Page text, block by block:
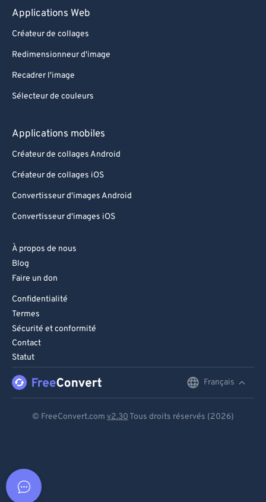
Applications Web
Créateur de collages
Redimensionneur d'image
Recadrer l'image
Sélecteur de couleurs
Applications mobiles
Créateur de collages Android
Créateur de collages iOS
Convertisseur d'images Android
Convertisseur d'images iOS
À propos de nous
Blog
Faire un don
Confidentialité
Termes
Sécurité et conformité
Contact
Statut
Français
© FreeConvert.com v2.30 Tous droits réservés (2026)